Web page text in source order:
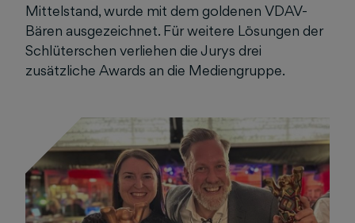
Mittelstand, wurde mit dem goldenen VDAV-
Bären ausgezeichnet. Für weitere Lösungen der
Schlüterschen verliehen die Jurys drei
zusätzliche Awards an die Mediengruppe.